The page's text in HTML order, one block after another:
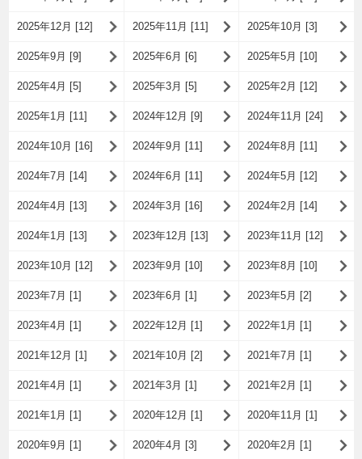
2025年12月 [12] 2025年11月 [11] 2025年10月 [3]
2025年9月 [9] 2025年6月 [6] 2025年5月 [10]
2025年4月 [5] 2025年3月 [5] 2025年2月 [12]
2025年1月 [11] 2024年12月 [9] 2024年11月 [24]
2024年10月 [16] 2024年9月 [11] 2024年8月 [11]
2024年7月 [14] 2024年6月 [11] 2024年5月 [12]
2024年4月 [13] 2024年3月 [16] 2024年2月 [14]
2024年1月 [13] 2023年12月 [13] 2023年11月 [12]
2023年10月 [12] 2023年9月 [10] 2023年8月 [10]
2023年7月 [1] 2023年6月 [1] 2023年5月 [2]
2023年4月 [1] 2022年12月 [1] 2022年1月 [1]
2021年12月 [1] 2021年10月 [2] 2021年7月 [1]
2021年4月 [1] 2021年3月 [1] 2021年2月 [1]
2021年1月 [1] 2020年12月 [1] 2020年11月 [1]
2020年9月 [1] 2020年4月 [3] 2020年2月 [1]